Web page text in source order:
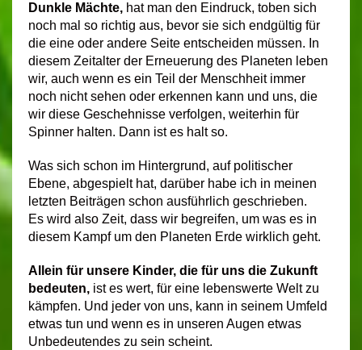
Dunkle Mächte, hat man den Eindruck, toben sich
noch mal so richtig aus, bevor sie sich endgültig für
die eine oder andere Seite entscheiden müssen. In
diesem Zeitalter der Erneuerung des Planeten leben
wir, auch wenn es ein Teil der Menschheit immer
noch nicht sehen oder erkennen kann und uns, die
wir diese Geschehnisse verfolgen, weiterhin für
Spinner halten. Dann ist es halt so.
Was sich schon im Hintergrund, auf politischer
Ebene, abgespielt hat, darüber habe ich in meinen
letzten Beiträgen schon ausführlich geschrieben.
Es wird also Zeit, dass wir begreifen, um was es in
diesem Kampf um den Planeten Erde wirklich geht.
Allein für unsere Kinder, die für uns die Zukunft
bedeuten, ist es wert, für eine lebenswerte Welt zu
kämpfen. Und jeder von uns, kann in seinem Umfeld
etwas tun und wenn es in unseren Augen etwas
Unbedeutendes zu sein scheint.